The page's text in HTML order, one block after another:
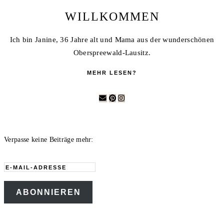
WILLKOMMEN
Ich bin Janine, 36 Jahre alt und Mama aus der wunderschönen
Oberspreewald-Lausitz.
MEHR LESEN?
Verpasse keine Beiträge mehr:
E-
Mail-
Adresse
ABONNIEREN